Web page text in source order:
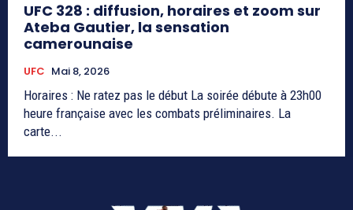
UFC 328 : diffusion, horaires et zoom sur
Ateba Gautier, la sensation
camerounaise
UFC Mai 8, 2026
Horaires : Ne ratez pas le début La soirée débute à 23h00
heure française avec les combats préliminaires. La
carte...